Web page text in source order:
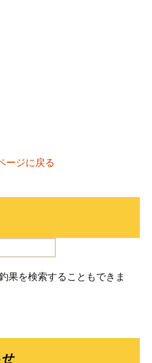
ージに戻る
果を検索することもできま